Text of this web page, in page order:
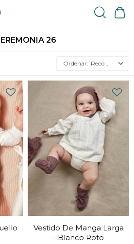
26
Recomendados
Vestido De Manga Larga
- Blanco Roto